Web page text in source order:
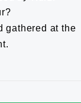
gathered at the